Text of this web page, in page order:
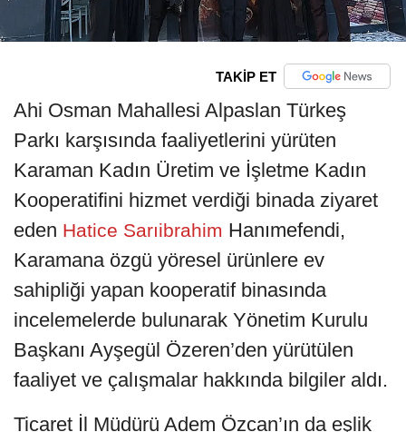
TAKİP ET
Ahi Osman Mahallesi Alpaslan Türkeş
Parkı karşısında faaliyetlerini yürüten
Karaman Kadın Üretim ve İşletme Kadın
Kooperatifini hizmet verdiği binada ziyaret
eden Hatice Sarıibrahim Hanımefendi,
Karamana özgü yöresel ürünlere ev
sahipliği yapan kooperatif binasında
incelemelerde bulunarak Yönetim Kurulu
Başkanı Ayşegül Özeren’den yürütülen
faaliyet ve çalışmalar hakkında bilgiler aldı.
Ticaret İl Müdürü Adem Özcan’ın da eşlik